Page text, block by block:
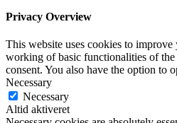
Privacy Overview
This website uses cookies to
working of basic functionalities of
consent. You also have the option to
Necessary
Necessary
Altid aktiveret